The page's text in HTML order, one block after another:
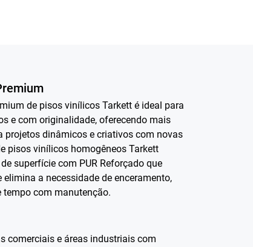
de pisos vinílicos Tarkett é ideal para
e com originalidade, oferecendo mais
projetos dinâmicos e criativos com novas
pisos vinílicos homogêneos Tarkett
superfície com PUR Reforçado que
a necessidade de enceramento,
tempo com manutenção.
comerciais e áreas industriais com